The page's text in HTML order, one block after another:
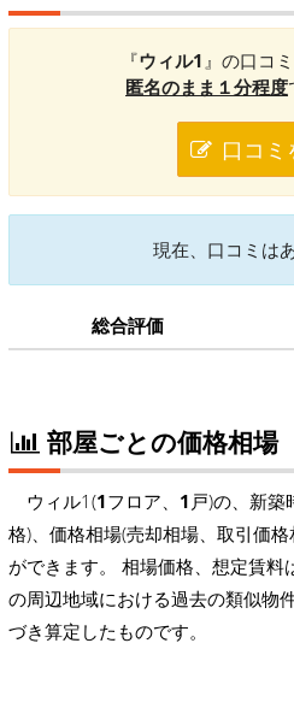
『ウィル1 』の口コ
匿名のまま１分程度
口コミ
現在、口コミは
総合評価
部屋ごとの価格相場
ウィル1(1フロア、 1 戸)の、新築
格)、価格相場(売却相場、取引価
ができます。 相場価格、想定賃
の周辺地域における過去の類似物
づき算定したものです。